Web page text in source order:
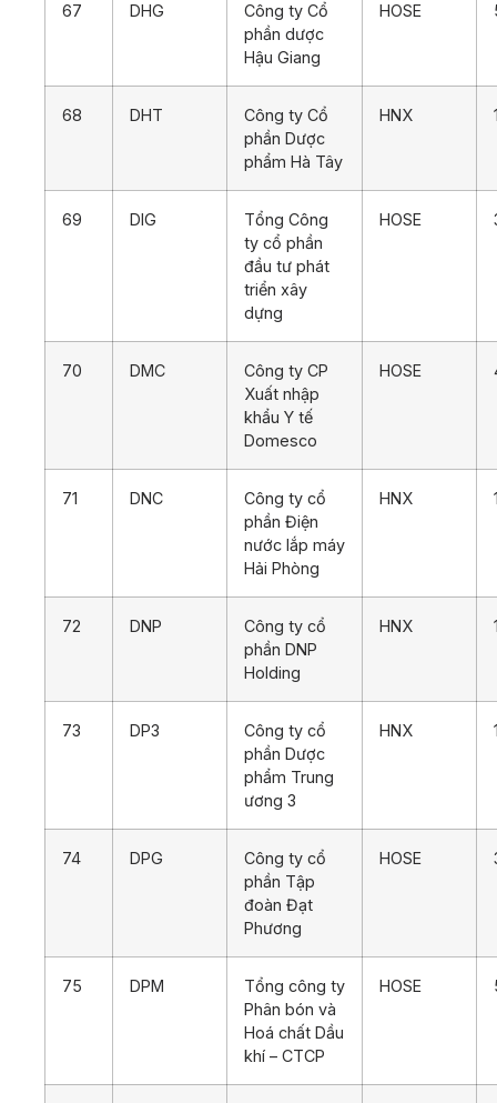
67 DHG
Công ty Cổ
phần dược
Hậu Giang
HOSE
68 DHT
Công ty Cổ
phần Dược
phẩm Hà Tây
HNX
69 DIG
Tổng Công
ty cổ phần
đầu tư phát
triển xây
dựng
HOSE
70 DMC
Công ty CP
Xuất nhập
khẩu Y tế
Domesco
HOSE
71 DNC
Công ty cổ
phần Điện
nước lắp máy
Hải Phòng
HNX
72 DNP
Công ty cổ
phần DNP
Holding
HNX
73 DP3
Công ty cổ
phần Dược
phẩm Trung
ương 3
HNX
74 DPG
Công ty cổ
phần Tập
đoàn Đạt
Phương
HOSE
75 DPM
Tổng công ty
Phân bón và
Hoá chất Dầu
khí – CTCP
HOSE